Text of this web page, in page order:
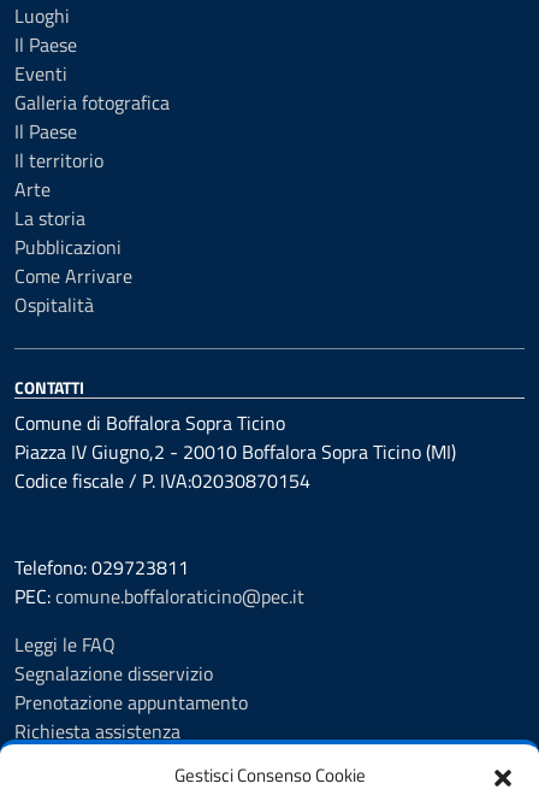
Gestisci Consenso Cookie
Luoghi
Il Paese
Eventi
Galleria fotografica
Il Paese
Il territorio
Arte
La storia
Pubblicazioni
Come Arrivare
Ospitalità
CONTATTI
Comune di Boffalora Sopra Ticino
Piazza IV Giugno,2 - 20010 Boffalora Sopra Ticino (MI)
Codice fiscale / P. IVA:02030870154
Telefono: 029723811
PEC:comune.boffaloraticino@pec.it
Leggi le FAQ
Segnalazione disservizio
Prenotazione appuntamento
Richiesta assistenza
Amministrazione trasparente